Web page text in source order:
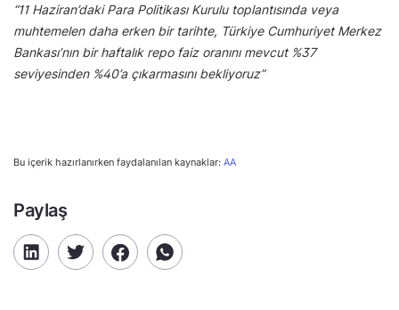
“11 Haziran’daki Para Politikası Kurulu toplantısında veya
muhtemelen daha erken bir tarihte, Türkiye Cumhuriyet Merkez
Bankası’nın bir haftalık repo faiz oranını mevcut %37
seviyesinden %40’a çıkarmasını bekliyoruz”
Bu içerik hazırlanırken faydalanılan kaynaklar: AA
Paylaş